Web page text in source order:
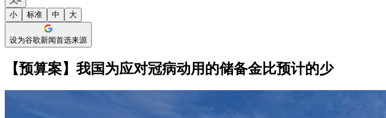
小 标准 中 大
设为谷歌新闻首选来源
【预算案】我国为应对冠病动用的储备金比预计的少